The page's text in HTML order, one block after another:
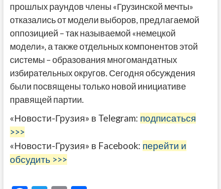
прошлых раундов члены «Грузинской мечты»
отказались от модели выборов, предлагаемой
оппозицией – так называемой «немецкой
модели», а также отдельных компонентов этой
системы – образования многомандатных
избирательных округов. Сегодня обсуждения
были посвящены только новой инициативе
правящей партии.
«Новости-Грузия» в Telegram: подписаться
>>>
«Новости-Грузия» в Facebook: перейти и
обсудить >>>